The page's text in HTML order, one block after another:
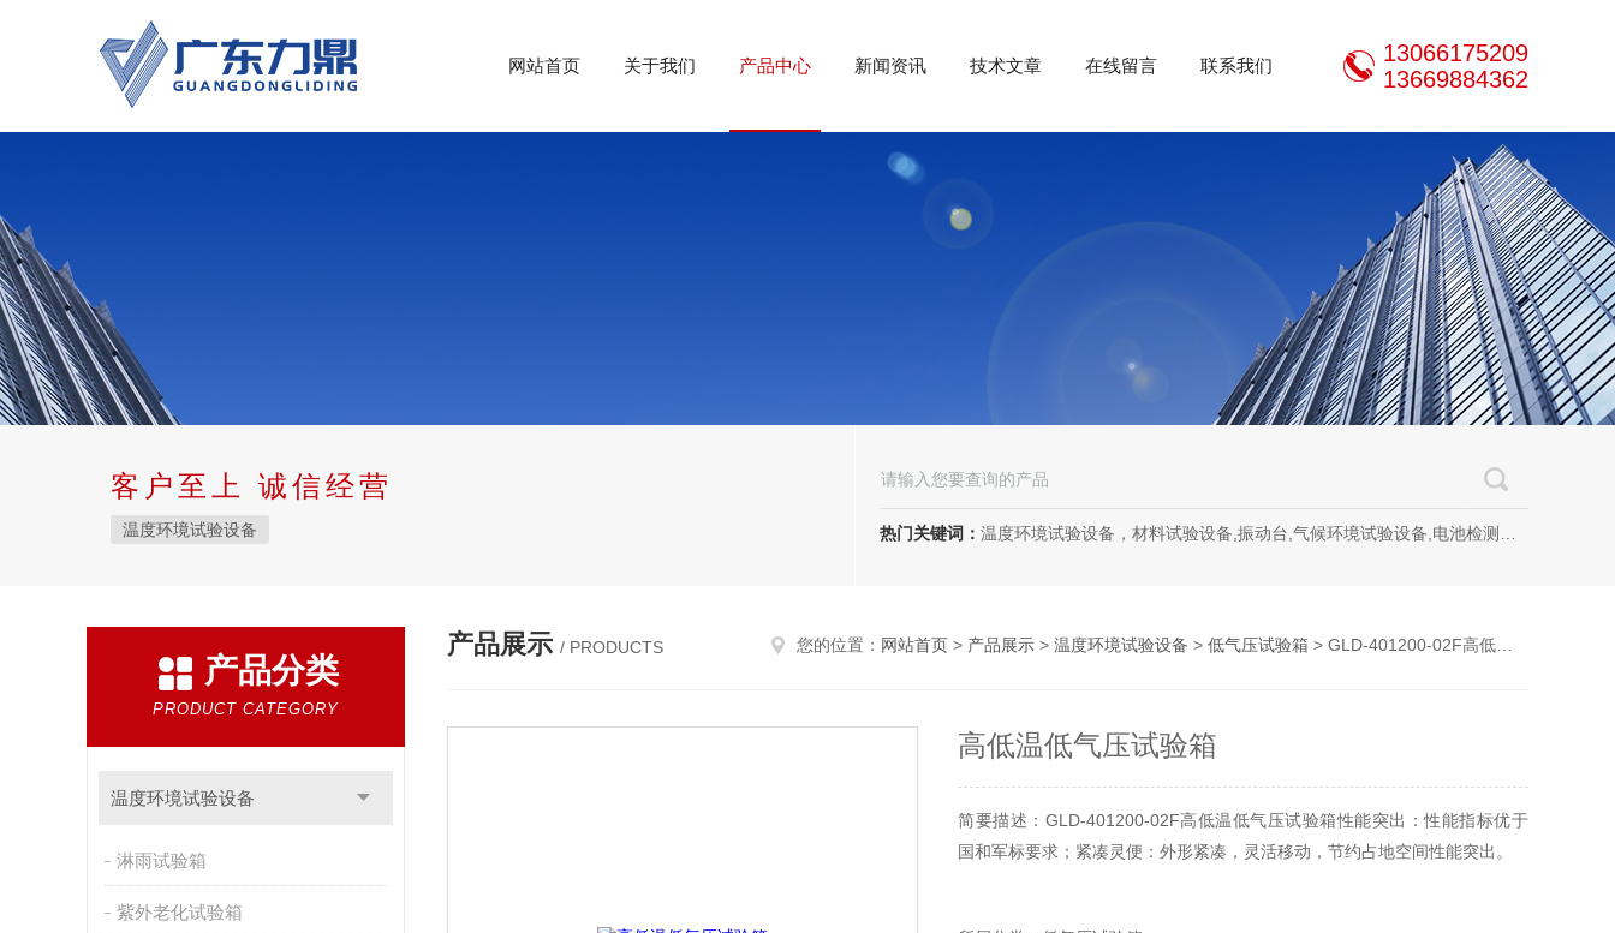
网站首页 关于我们 产品中心 新闻资讯 技术文章 在线留言 联系我们
13066175209
13669884362
客户至上 诚信经营
温度环境试验设备 热门关键词： 温度环境试验设备，材料试验设备,振动台,气候环境试验设备,电池检测设备,
产品分类
PRODUCT CATEGORY
温度环境试验设备
淋雨试验箱
紫外老化试验箱
产品展示 / PRODUCTS 您的位置： 网站首页 > 产品展示 > 温度环境试验设备 > 低气压试验箱 > GLD-401200-02F高低温低气压试验箱
高低温低气压试验箱
简要描述：GLD-401200-02F高低温低气压试验箱性能突出：性能指标优于
国和军标要求；紧凑灵便：外形紧凑，灵活移动，节约占地空间性能突出。